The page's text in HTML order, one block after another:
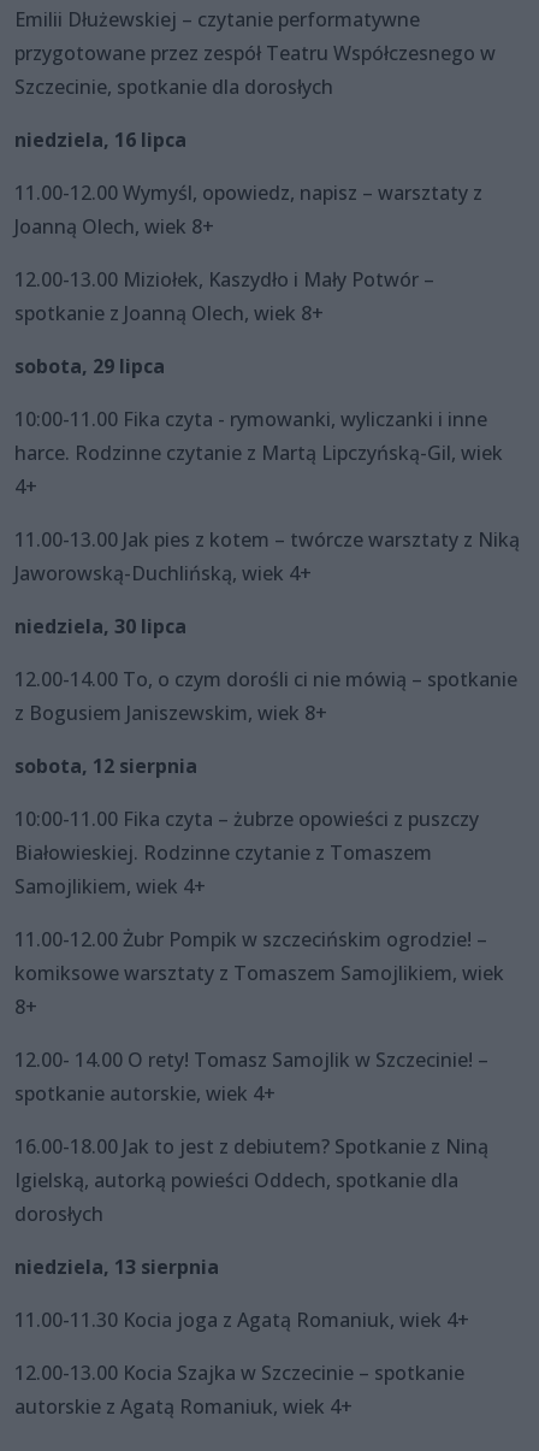
Emilii Dłużewskiej – czytanie performatywne
przygotowane przez zespół Teatru Współczesnego w
Szczecinie, spotkanie dla dorosłych
niedziela, 16 lipca
11.00-12.00 Wymyśl, opowiedz, napisz – warsztaty z
Joanną Olech, wiek 8+
12.00-13.00 Miziołek, Kaszydło i Mały Potwór –
spotkanie z Joanną Olech, wiek 8+
sobota, 29 lipca
10:00-11.00 Fika czyta - rymowanki, wyliczanki i inne
harce. Rodzinne czytanie z Martą Lipczyńską-Gil, wiek
4+
11.00-13.00 Jak pies z kotem – twórcze warsztaty z Niką
Jaworowską-Duchlińską, wiek 4+
niedziela, 30 lipca
12.00-14.00 To, o czym dorośli ci nie mówią – spotkanie
z Bogusiem Janiszewskim, wiek 8+
sobota, 12 sierpnia
10:00-11.00 Fika czyta – żubrze opowieści z puszczy
Białowieskiej. Rodzinne czytanie z Tomaszem
Samojlikiem, wiek 4+
11.00-12.00 Żubr Pompik w szczecińskim ogrodzie! –
komiksowe warsztaty z Tomaszem Samojlikiem, wiek
8+
12.00- 14.00 O rety! Tomasz Samojlik w Szczecinie! –
spotkanie autorskie, wiek 4+
16.00-18.00 Jak to jest z debiutem? Spotkanie z Niną
Igielską, autorką powieści Oddech, spotkanie dla
dorosłych
niedziela, 13 sierpnia
11.00-11.30 Kocia joga z Agatą Romaniuk, wiek 4+
12.00-13.00 Kocia Szajka w Szczecinie – spotkanie
autorskie z Agatą Romaniuk, wiek 4+